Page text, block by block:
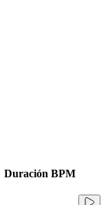
Duración BPM